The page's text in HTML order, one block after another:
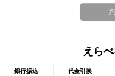
えら
銀行振込 代金引換